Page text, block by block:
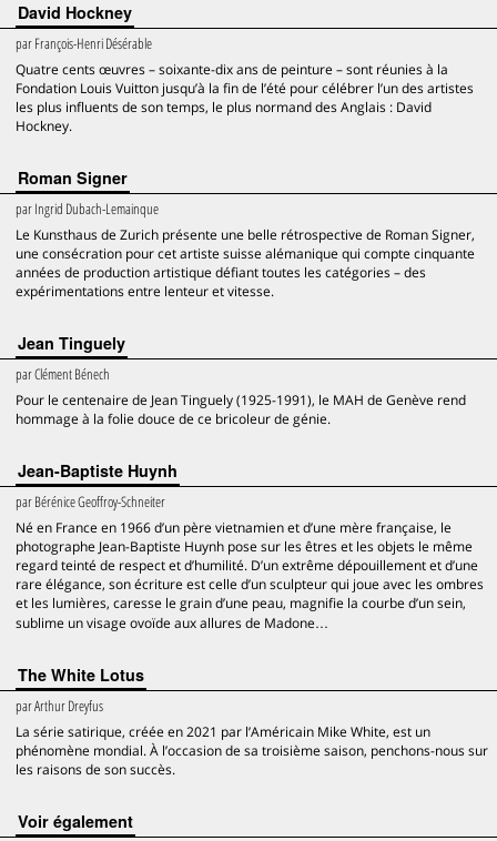
David Hockney
parFrançois-Henri Désérable
Quatre cents œuvres – soixante-dix ans de peinture – sont réunies à la
Fondation Louis Vuitton jusqu’à la fin de l’été pour célébrer l’un des artistes
les plus influents de son temps, le plus normand des Anglais : David
Hockney.
Roman Signer
parIngrid Dubach-Lemainque
Le Kunsthaus de Zurich présente une belle rétrospective de Roman Signer,
une consécration pour cet artiste suisse alémanique qui compte cinquante
années de production artistique défiant toutes les catégories – des
expérimentations entre lenteur et vitesse.
Jean Tinguely
parClément Bénech
Pour le centenaire de Jean Tinguely (1925-1991), le MAH de Genève rend
hommage à la folie douce de ce bricoleur de génie.
Jean-Baptiste Huynh
parBérénice Geoffroy-Schneiter
Né en France en 1966 d’un père vietnamien et d’une mère française, le
photographe Jean-Baptiste Huynh pose sur les êtres et les objets le même
regard teinté de respect et d’humilité. D’un extrême dépouillement et d’une
rare élégance, son écriture est celle d’un sculpteur qui joue avec les ombres
et les lumières, caresse le grain d’une peau, magnifie la courbe d’un sein,
sublime un visage ovoïde aux allures de Madone…
The White Lotus
parArthur Dreyfus
La série satirique, créée en 2021 par l’Américain Mike White, est un
phénomène mondial. À l’occasion de sa troisième saison, penchons-nous sur
les raisons de son succès.
voir également